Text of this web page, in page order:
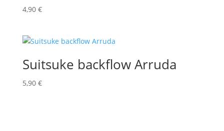
4,90 €
Suitsuke backflow Arruda
5,90 €